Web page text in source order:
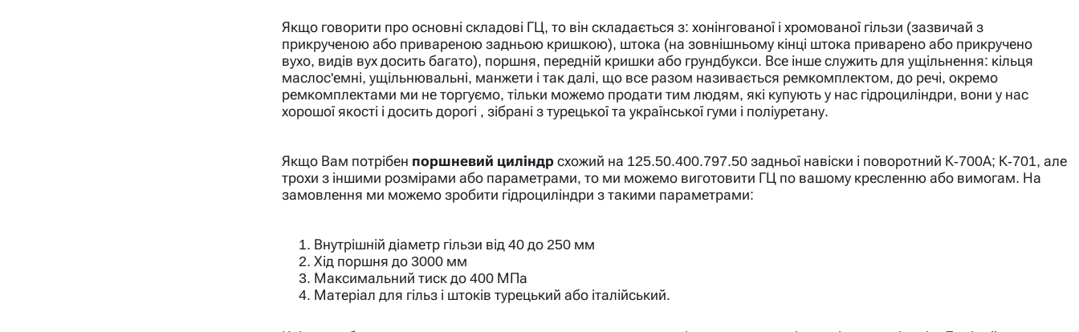
Якщо говорити про основні складові ГЦ, то він складається з: хонінгованої і хромованої гільзи (зазвичай з
прикрученою або привареною задньою кришкою), штока (на зовнішньому кінці штока приварено або прикручено
вухо, видів вух досить багато), поршня, передній кришки або грундбукси. Все інше служить для ущільнення: кільця
маслос'емні, ущільнювальні, манжети і так далі, що все разом називається ремкомплектом, до речі, окремо
ремкомплектами ми не торгуємо, тільки можемо продати тим людям, які купують у нас гідроциліндри, вони у нас
хорошої якості і досить дорогі , зібрані з турецької та української гуми і поліуретану.
Якщо Вам потрібен поршневий циліндрсхожий на 125.50.400.797.50 задньої навіски і поворотний К-700А; К-701, але
трохи з іншими розмірами або параметрами, то ми можемо виготовити ГЦ по вашому кресленню або вимогам. На
замовлення ми можемо зробити гідроциліндри з такими параметрами:
Внутрішній діаметр гільзи від 40 до 250 мм
Хід поршня до 3000 мм
Максимальний тиск до 400 МПа
Матеріал для гільз і штоків турецький або італійський.